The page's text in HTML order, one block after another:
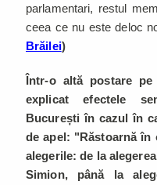
parlamentari, restul
ceea ce nu este deloc
Brăilei)
Într-o altă postare
explicat efectele
București în cazul în
de apel: "Răstoarnă
alegerile: de la
Simion, până la